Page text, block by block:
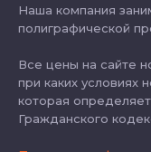
Наша компания
полиграфической
Все цены на сайте
при каких условиях
которая
Гражданского